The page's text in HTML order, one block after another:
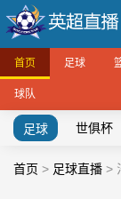
首页 足球
球队
足球 世俱杯
首页 > 足球直播 >